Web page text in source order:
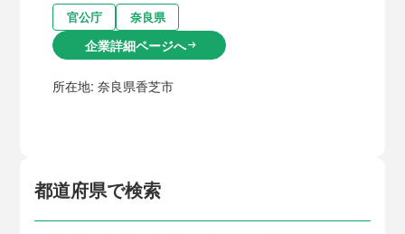
都道府県で検索
官公庁 奈良県
企業詳細ページへarrow_right_alt
所在地:奈良県香芝市